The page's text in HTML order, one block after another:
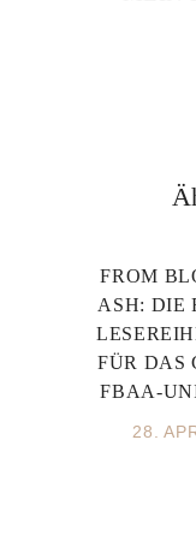
FROM
ASH: DIE
FÜR DAS
FBAA-
28.